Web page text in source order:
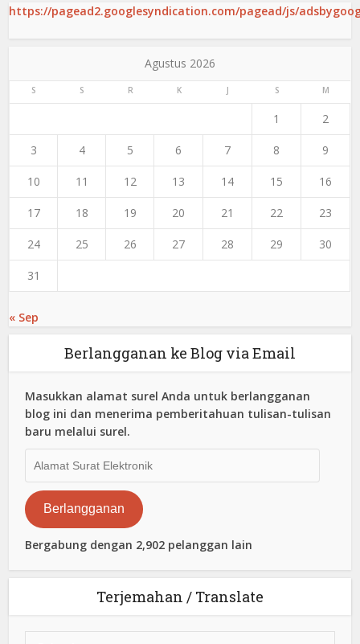
https://pagead2.googlesyndication.com/pagead/js/
Agustus 2026
S S R K J S M
1 2
3 4 5 6 7 8 9
10 11 12 13 14 15 16
17 18 19 20 21 22 23
24 25 26 27 28 29 30
31
« Sep
Berlangganan ke Blog via Email
Masukkan alamat surel Anda untuk berlangganan
blog ini dan menerima pemberitahuan tulisan-tulisan
baru melalui surel.
Surat
Elektronik
Berlangganan
Bergabung dengan 2,902 pelanggan lain
Terjemahan / Translate